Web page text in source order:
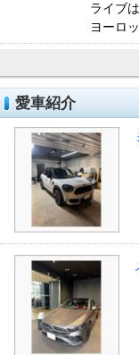
ライブ
ヨーロ
愛車紹介